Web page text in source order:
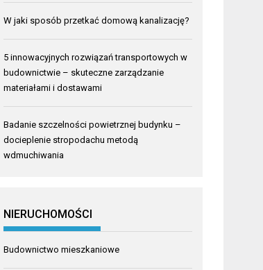
W jaki sposób przetkać domową kanalizację?
5 innowacyjnych rozwiązań transportowych w
budownictwie – skuteczne zarządzanie
materiałami i dostawami
Badanie szczelności powietrznej budynku –
docieplenie stropodachu metodą
wdmuchiwania
NIERUCHOMOŚCI
Budownictwo mieszkaniowe